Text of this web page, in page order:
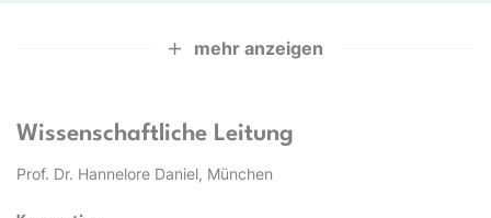
mehr anzeigen
Wissenschaftliche Leitung
Prof. Dr. Hannelore Daniel, München